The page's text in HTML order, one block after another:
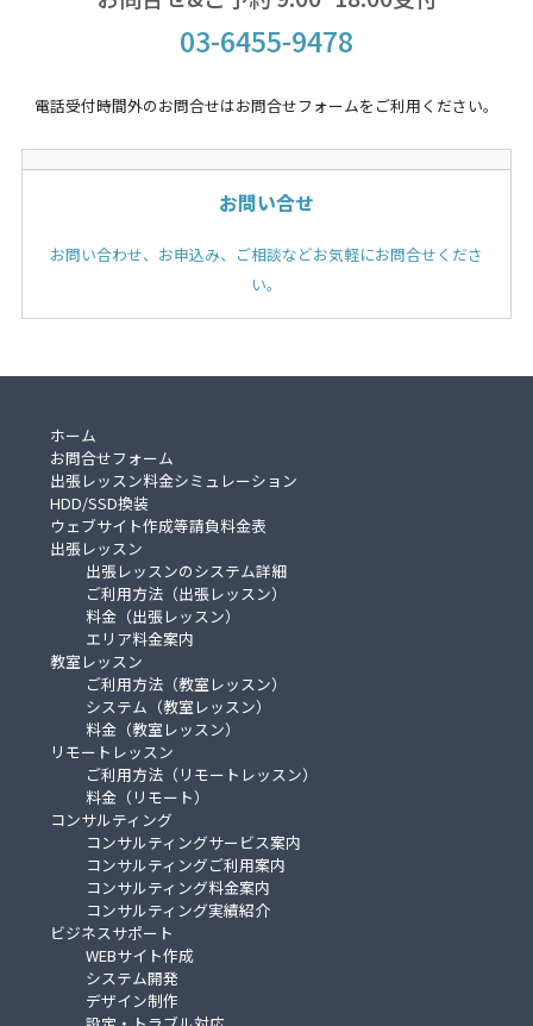
03-6455-9478
電話受付時間外のお問合せはお問合せフォームをご利用ください。
お問い合せ
お問い合わせ、お申込み、ご相談などお気軽にお問合せくださ
い。
ホーム
お問合せフォーム
出張レッスン料金シミュレーション
HDD/SSD換装
ウェブサイト作成等請負料金表
出張レッスン
出張レッスンのシステム詳細
ご利用方法（出張レッスン）
料金（出張レッスン）
エリア料金案内
教室レッスン
ご利用方法（教室レッスン）
システム（教室レッスン）
料金（教室レッスン）
リモートレッスン
ご利用方法（リモートレッスン）
料金（リモート）
コンサルティング
コンサルティングサービス案内
コンサルティングご利用案内
コンサルティング料金案内
コンサルティング実績紹介
ビジネスサポート
WEBサイト作成
システム開発
デザイン制作